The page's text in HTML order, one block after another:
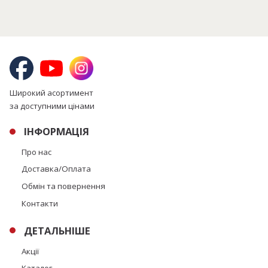
Широкий асортимент
за доступними цінами
ІНФОРМАЦІЯ
Про нас
Доставка/Оплата
Обмін та повернення
Контакти
ДЕТАЛЬНІШЕ
Акції